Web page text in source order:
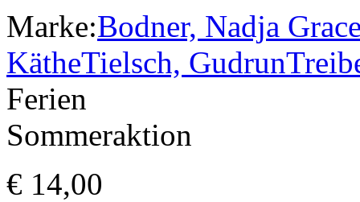
Marke:Bodner, Nadja
KätheTielsch, Gudrun
Ferien
Sommeraktion
€ 14,00